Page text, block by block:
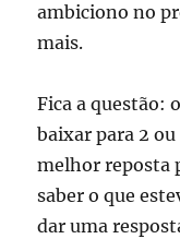
ambiciono no
mais.
Fica a questão:
baixar para 2
melhor reposta
saber o que
dar uma